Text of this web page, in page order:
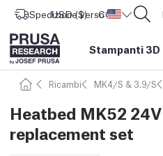
Spedizione verso Stati
USD ($) CORE One L: Ora disponibile!
Stampanti 3D
Ricambi MK4/S & 3.9/S
Heatbed MK52
replacement set